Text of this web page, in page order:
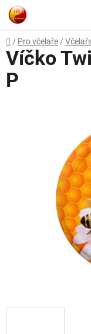
Přejít
na
obsah
Domů
/ Pro včelaře /
Víčko
P